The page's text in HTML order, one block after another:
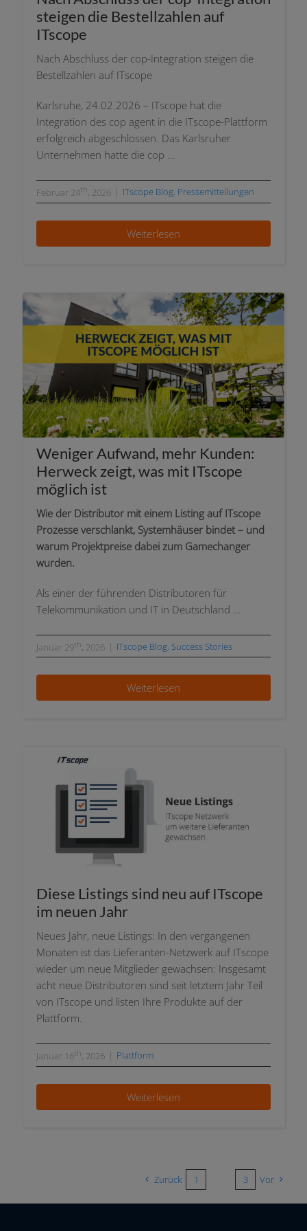
stei­gen die Bestellzahlen auf
ITscope
Nach Abschluss der cop-Integration stei­gen die
Bestellzahlen auf ITscope
Karlsruhe, 24.02.2026 – ITscope hat die
Integration des cop agent in die ITscope-Plattform
erfolg­reich abge­schlos­sen. Das Karlsruher
Unternehmen hat­te die cop …
Februar 24th, 2026 | ITscope Blog, Pressemitteilungen
Weiterlesen
Weniger Aufwand, mehr Kunden:
Herweck zeigt, was mit ITscope
mög­lich ist
Wie der Distributor mit einem Listing auf ITscope
Prozesse ver­schlankt, Systemhäuser bin­det – und
war­um Projektpreise dabei zum Gamechanger
wurden.
Als einer der füh­ren­den Distributoren für
Telekommunikation und IT in Deutschland …
Januar 29th, 2026 | ITscope Blog, Success Stories
Weiterlesen
Diese Listings sind neu auf ITscope
im neu­en Jahr
Neues Jahr, neue Listings: In den ver­gan­ge­nen
Monaten ist das Lieferanten-Netzwerk auf ITscope
wie­der um neue Mitglieder gewach­sen: Insgesamt
acht neue Distributoren sind seit letz­tem Jahr Teil
von ITscope und lis­ten Ihre Produkte auf der
Plattform.
Januar 16th, 2026 | Plattform
Weiterlesen
Zurück 1 3 Vor